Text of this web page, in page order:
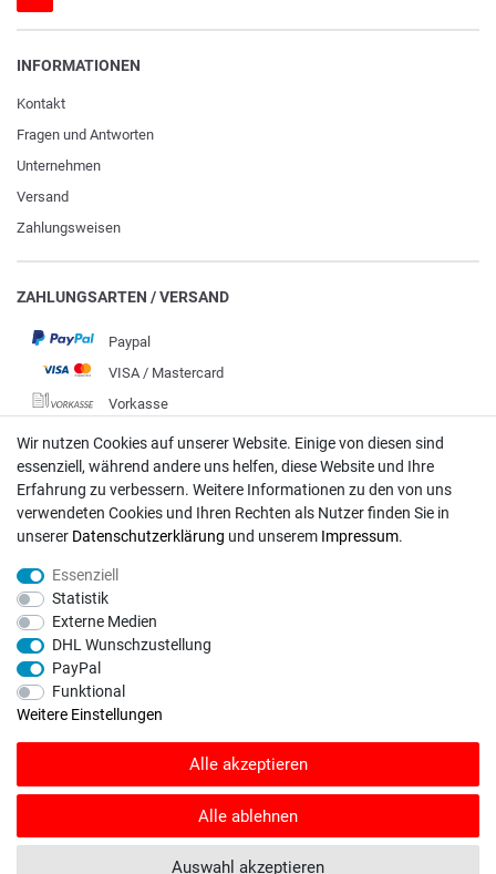
INFORMATIONEN
Kontakt
Fragen und Antworten
Unternehmen
Versand
Zahlungsweisen
ZAHLUNGSARTEN / VERSAND
Paypal
VISA / Mastercard
Vorkasse
DHL
Deutsche Post
Bei Fragen wenden Sie sich direkt an unser Service-Team.
info@rasentraktoren-motoren.de
MA-Versand GmbH, 53925 Kall, In der Laach 1-3
SHOPVOTE Bewertungen. SHOPVOTE setzt automatische und manuelle
© Copyright 2026 | Alle Rechte vorbehalten. - Rasentraktoren-Motoren | Realisation
Wir nutzen Cookies auf unserer Website. Einige von diesen sind
essenziell, während andere uns helfen, diese Website und Ihre
Erfahrung zu verbessern. Weitere Informationen zu den von uns
verwendeten Cookies und Ihren Rechten als Nutzer finden Sie in
unserer Daten­schutz­erklärung und unserem Impressum.
Essenziell
Statistik
Externe Medien
DHL Wunschzustellung
PayPal
Funktional
Weitere Einstellungen
Alle akzeptieren
Alle ablehnen
Auswahl akzeptieren